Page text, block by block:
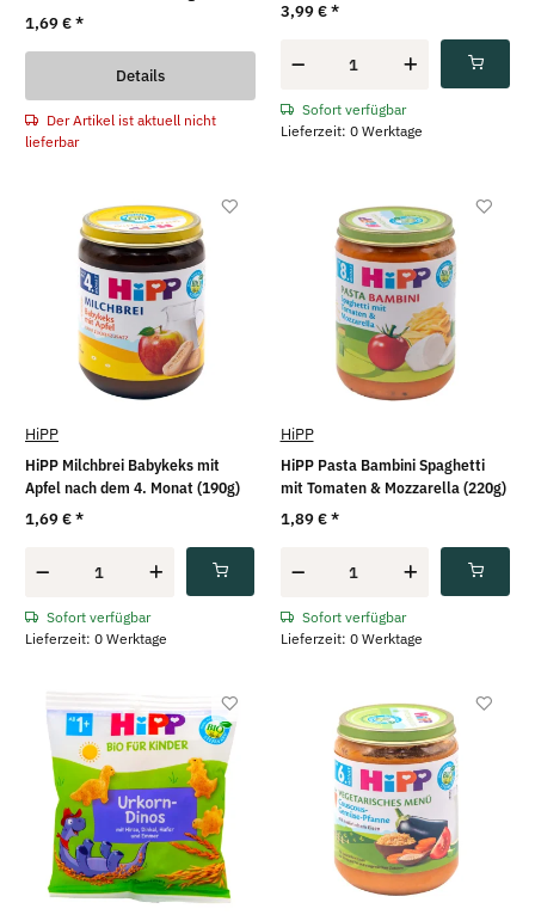
1,69 €*
Details
Der Artikel ist aktuell nicht
lieferbar
3,99 €*
Sofort verfügbar
Lieferzeit: 0 Werktage
HiPP
HiPP Milchbrei Babykeks mit
Apfel nach dem 4. Monat (190g)
1,69 €*
Sofort verfügbar
Lieferzeit: 0 Werktage
HiPP
HiPP Pasta Bambini Spaghetti
mit Tomaten & Mozzarella (220g)
1,89 €*
Sofort verfügbar
Lieferzeit: 0 Werktage